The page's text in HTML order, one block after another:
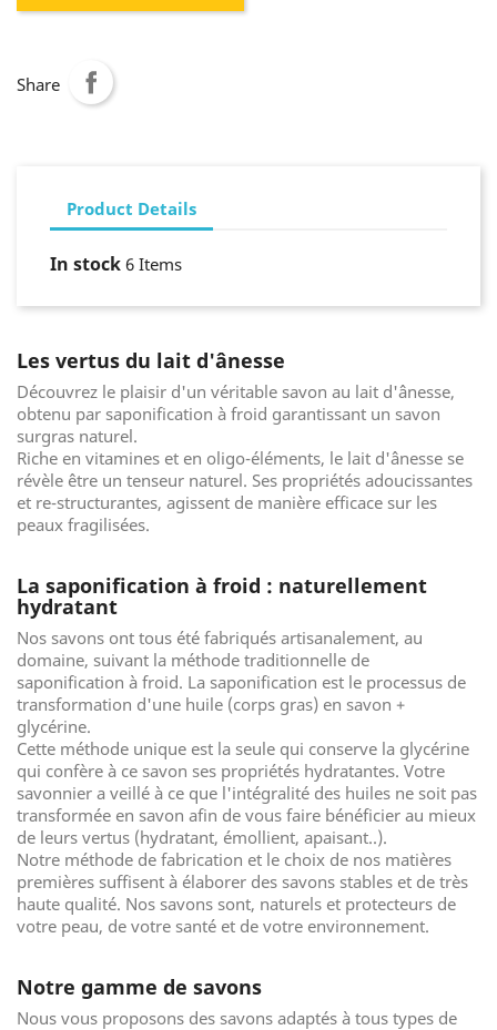
Share
Product Details
In stock 6 Items
Les vertus du lait d'ânesse
Découvrez le plaisir d'un véritable savon au lait d'ânesse,
obtenu par saponification à froid garantissant un savon
surgras naturel.
Riche en vitamines et en oligo-éléments, le lait d'ânesse se
révèle être un tenseur naturel. Ses propriétés adoucissantes
et re-structurantes, agissent de manière efficace sur les
peaux fragilisées.
La saponification à froid : naturellement
hydratant
Nos savons ont tous été fabriqués artisanalement, au
domaine, suivant la méthode traditionnelle de
saponification à froid. La saponification est le processus de
transformation d'une huile (corps gras) en savon +
glycérine.
Cette méthode unique est la seule qui conserve la glycérine
qui confère à ce savon ses propriétés hydratantes. Votre
savonnier a veillé à ce que l'intégralité des huiles ne soit pas
transformée en savon afin de vous faire bénéficier au mieux
de leurs vertus (hydratant, émollient, apaisant..).
Notre méthode de fabrication et le choix de nos matières
premières suffisent à élaborer des savons stables et de très
haute qualité. Nos savons sont, naturels et protecteurs de
votre peau, de votre santé et de votre environnement.
Notre gamme de savons
Nous vous proposons des savons adaptés à tous types de